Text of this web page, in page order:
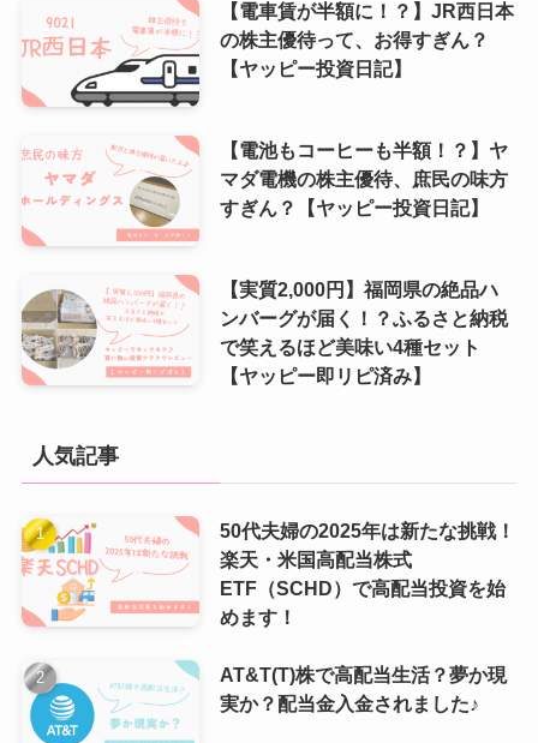
【電車賃が半額に！？】JR西日本
の株主優待って、お得すぎん？
【ヤッピー投資日記】
【電池もコーヒーも半額！？】ヤ
マダ電機の株主優待、庶民の味方
すぎん？【ヤッピー投資日記】
【実質2,000円】福岡県の絶品ハ
ンバーグが届く！？ふるさと納税
で笑えるほど美味い4種セット
【ヤッピー即リピ済み】
人気記事
50代夫婦の2025年は新たな挑戦！
楽天・米国高配当株式
ETF（SCHD）で高配当投資を始
めます！
AT&T(T)株で高配当生活？夢か現
実か？配当金入金されました♪